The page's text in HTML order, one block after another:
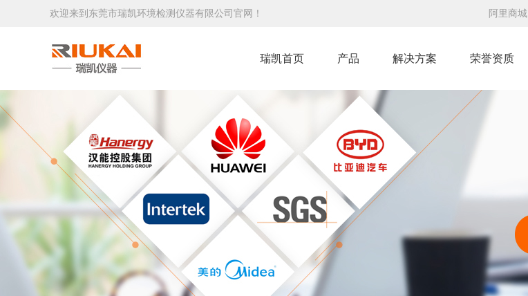
欢迎来到东莞市瑞凯环境检测仪器有限公司官网！ 阿里商城
瑞凯首页 产品 解决方案 荣誉资质